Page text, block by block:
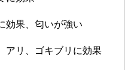
効果、匂いが強い
アリ、ゴキブリに効果